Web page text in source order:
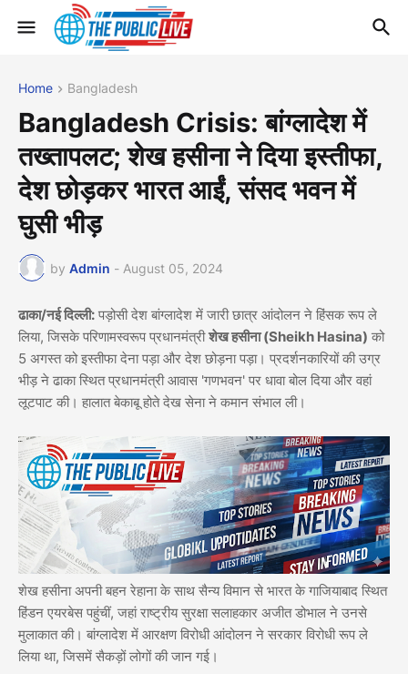
Home Bangladesh
Bangladesh Crisis: बांग्लादेश में
तख्तापलट; शेख हसीना ने दिया इस्तीफा,
देश छोड़कर भारत आईं, संसद भवन में
घुसी भीड़
by Admin - August 05, 2024
ढाका/नई दिल्ली: पड़ोसी देश बांग्लादेश में जारी छात्र आंदोलन ने हिंसक रूप ले
लिया, जिसके परिणामस्वरूप प्रधानमंत्रीशेख हसीना (Sheikh Hasina) को
5 अगस्त को इस्तीफा देना पड़ा और देश छोड़ना पड़ा। प्रदर्शनकारियों की उग्र
भीड़ ने ढाका स्थित प्रधानमंत्री आवास 'गणभवन' पर धावा बोल दिया और वहां
लूटपाट की। हालात बेकाबू होते देख सेना ने कमान संभाल ली।
शेख हसीना अपनी बहन रेहाना के साथ सैन्य विमान से भारत के गाजियाबाद स्थित
हिंडन एयरबेस पहुंचीं, जहां राष्ट्रीय सुरक्षा सलाहकार अजीत डोभाल ने उनसे
मुलाकात की। बांग्लादेश में आरक्षण विरोधी आंदोलन ने सरकार विरोधी रूप ले
लिया था, जिसमें सैकड़ों लोगों की जान गई।